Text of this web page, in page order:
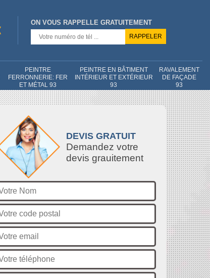
ON VOUS RAPPELLE GRATUITEMENT
PEINTRE
FERRONNERIE: FER
ET MÉTAL 93
PEINTRE EN BÂTIMENT
INTÉRIEUR ET EXTÉRIEUR
93
RAVALEMENT
DE FAÇADE
93
DEVIS GRATUIT
Demandez votre
devis grauitement